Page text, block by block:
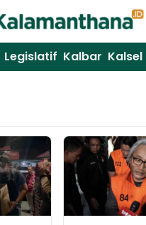
Legislatif Kalbar Kalsel